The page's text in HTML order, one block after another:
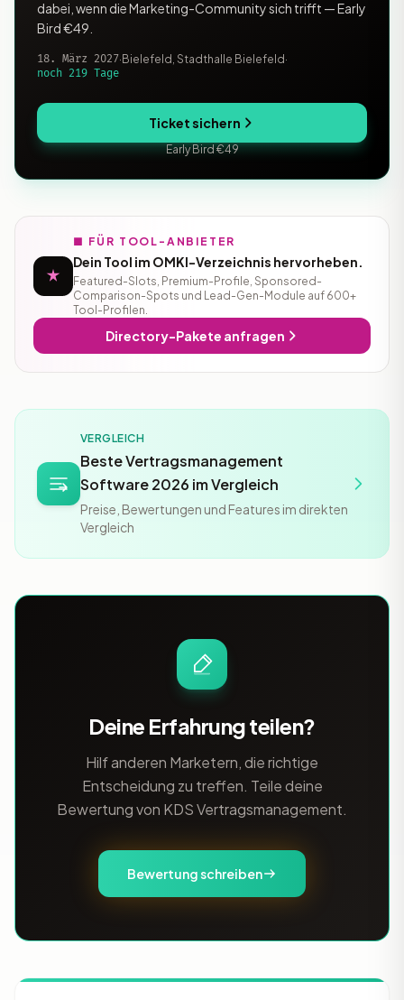
dabei, wenn die Marketing-Community sich trifft — Early
Bird €49.
18. März 2027· Bielefeld, Stadthalle Bielefeld ·
noch 219 Tage
Ticket sichern
Early Bird €49
■ FÜR TOOL-ANBIETER
Dein Tool im OMKI-Verzeichnis hervorheben.
Featured-Slots, Premium-Profile, Sponsored-
Comparison-Spots und Lead-Gen-Module auf 600+
Tool-Profilen.
Directory-Pakete anfragen
VERGLEICH
Beste Vertragsmanagement
Software 2026 im Vergleich
Preise, Bewertungen und Features im direkten
Vergleich
Deine Erfahrung teilen?
Hilf anderen Marketern, die richtige
Entscheidung zu treffen. Teile deine
Bewertung von KDS Vertragsmanagement.
Bewertung schreiben